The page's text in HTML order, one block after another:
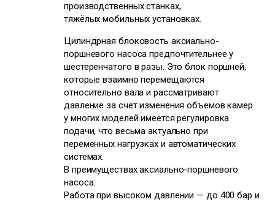
производственных станках,
тяжёлых мобильных установках.
Цилиндрная блоковость аксиально-
поршневого насоса предпочтительнее у
шестеренчатого в разы. Это блок поршней,
которые взаимно перемещаются
относительно вала и рассматривают
давление за счет изменения объемов камер.
у многих моделей имеется регулировка
подачи, что весьма актуально при
переменных нагрузках и автоматических
системах.
В преимуществах аксиально-поршневого
насоса:
Работа при высоком давлении — до 400 бар и